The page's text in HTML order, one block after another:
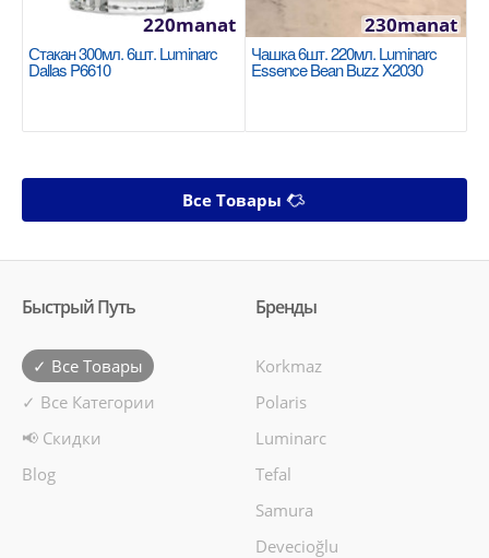
Стакан 300мл. 6шт. Luminarc
Dallas P6610
220manat
Чашка 6шт. 220мл. Luminarc
Essence Bean Buzz X2030
230manat
Все Товары
Быстрый Путь
✓ Все Товары
✓ Все Категории
📢 Скидки
Blog
Бренды
Korkmaz
Polaris
Luminarc
Tefal
Samura
Devecioğlu